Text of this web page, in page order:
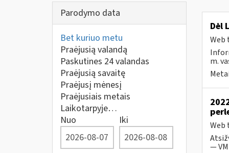
Parodymo data
Bet kuriuo metu
Praėjusią valandą
Paskutines 24 valandas
Praėjusią savaitę
Praėjusį mėnesį
Praėjusiais metais
Laikotarpyje…
Nuo
Iki
Dėl
Web
m.
Web
—